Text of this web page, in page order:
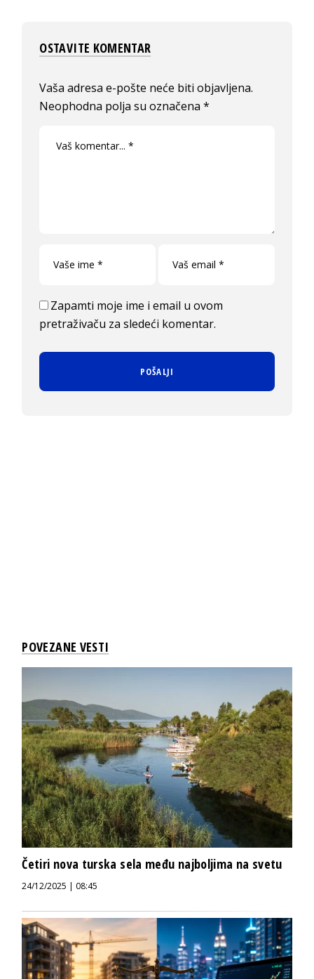
OSTAVITE KOMENTAR
Vaša adresa e-pošte neće biti objavljena.
Neophodna polja su označena*
Zapamti moje ime i email u ovom
pretraživaču za sledeći komentar.
POVEZANE VESTI
Četiri nova turska sela među najboljima na svetu
24/12/2025 | 08:45